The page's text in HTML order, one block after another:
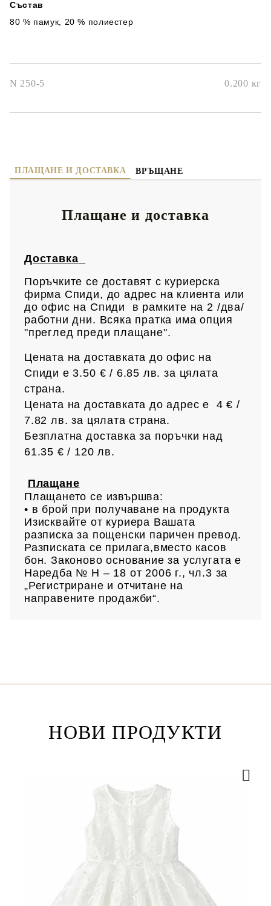
Състав
80 % памук, 20 % полиестер
N 250-5 0.200 кг
ПЛАЩАНЕ И ДОСТАВКА ВРЪЩАНЕ
Плащане и доставка
Доставка
Поръчките се доставят с куриерска
фирма Спиди, до адрес на клиента или
до офис на Спиди в рамките на 2 /два/
работни дни. Всяка пратка има опция
"преглед преди плащане".
Цената на доставката до офис на
Спиди е 3.50 € / 6.85 лв.за цялата
страна.
Цената на доставката до адрес е 4 € /
7.82 лв.за цялата страна.
Безплатна доставка за поръчки над
61.35 € / 120 лв.
Плащане
Плащането се извършва:
• в брой при получаване на продукта
Изисквайте от куриера Вашата
разписка за пощенски паричен превод.
Разписката се прилага,вместо касов
бон. Законово основание за услугата е
Наредба № Н – 18 от 2006 г., чл.3 за
„Регистриране и отчитане на
направените продажби“.
НОВИ ПРОДУКТИ